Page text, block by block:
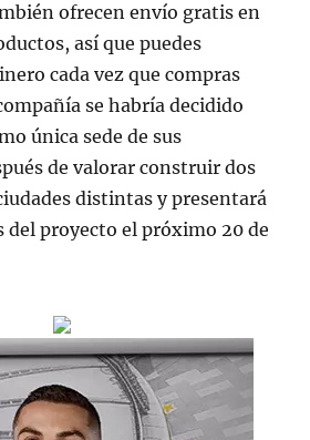
ofrecen envío gratis en
así que puedes
cada vez que compras
se habría decidido
única sede de sus
de valorar construir dos
distintas y presentará
del proyecto el próximo 20 de